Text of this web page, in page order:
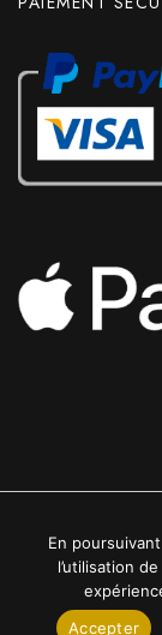
En
l’utilisation
Accepter